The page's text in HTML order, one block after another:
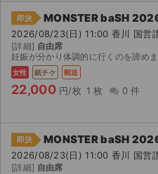
即決 MONSTER baSH
2026/08/23(日) 11:00 香川 国営
[詳細] 自由席
妊娠が分かり体調的に行くのを諦めました
女性 紙チケ 郵送
22,000 円/枚 1 枚 0 件
即決 MONSTER baSH
2026/08/23(日) 11:00 香川 国営
[詳細] 自由席